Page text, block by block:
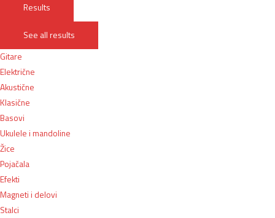
Results
See all results
Gitare
Električne
Akustične
Klasične
Basovi
Ukulele i mandoline
Žice
Pojačala
Efekti
Magneti i delovi
Stalci